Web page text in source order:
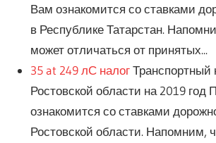
Вам ознакомится со ставками
в Республике Татарстан.
может отличаться от принятых...
35 at 249 лС налогТранспортный
Ростовской области на 2019 год
ознакомится со ставками
Ростовской области. Напомним,